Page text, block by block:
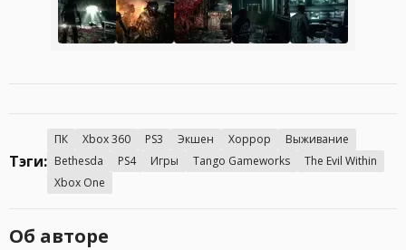
Тэги:
ПК Xbox 360 PS3 Экшен Хоррор
Выживание
Bethesda
PS4 Игры Tango Gameworks
The Evil Within
Xbox One
Об авторе